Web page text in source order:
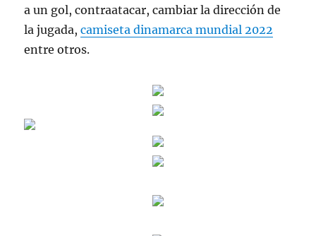
a un gol, contraatacar, cambiar la dirección de
la jugada,camiseta dinamarca mundial 2022
entre otros.